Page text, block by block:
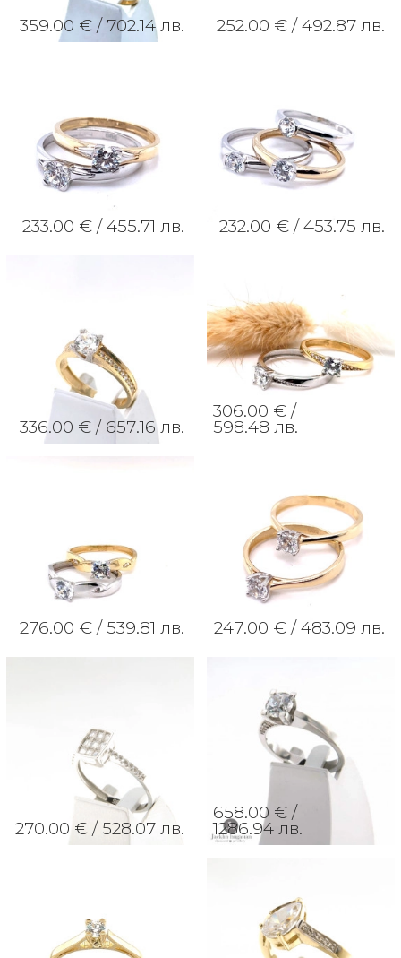
359.00 € / 702.14 лв. 252.00 € / 492.87 лв.
233.00 € / 455.71 лв. 232.00 € / 453.75 лв.
336.00 € / 657.16 лв.
306.00 € /
598.48 лв.
276.00 € / 539.81 лв. 247.00 € / 483.09 лв.
270.00 € / 528.07 лв.
658.00 € /
1286.94 лв.